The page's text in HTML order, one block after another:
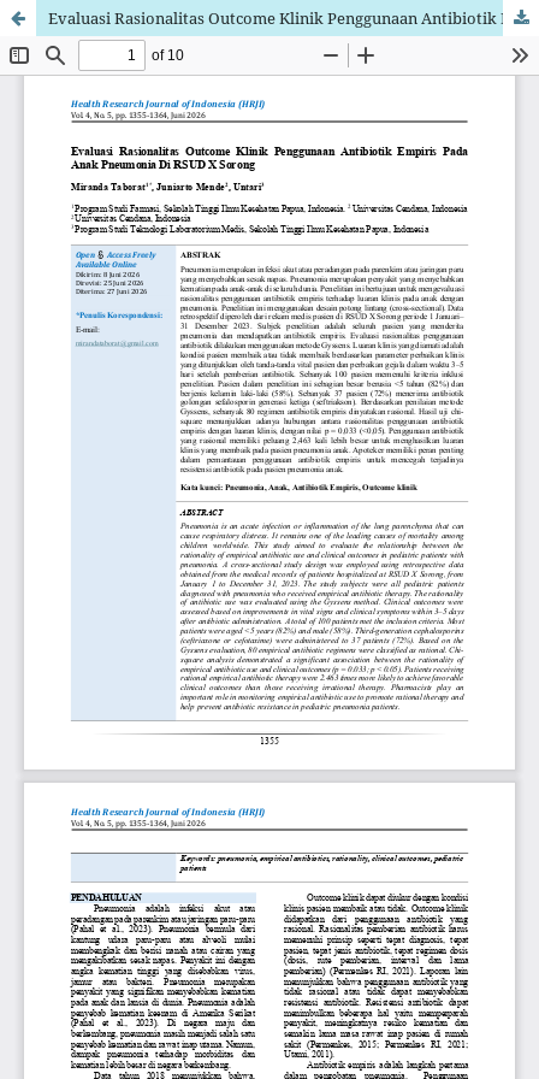
Evaluasi Rasionalitas Outcome Klinik Penggunaan Antibiotik Empiris Pada Anak Pneumonia Di RSUD X Sorong